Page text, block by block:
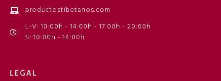
productostibetanos.com
L-V: 10:00h - 14:00h - 17:00h - 20:00h
S: 10:00h - 14:00h
LEGAL